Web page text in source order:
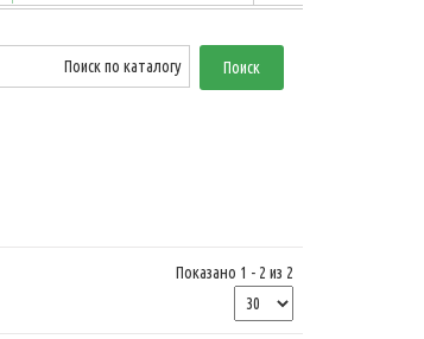
Показано 1 - 2 из 2